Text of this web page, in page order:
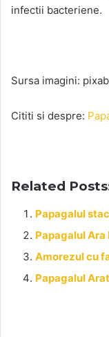
infectii bacteriene.
Sursa imagini:
Cititi si despre:
Related
Papagalul
Papagalul
Amorezul cu
Papagalul